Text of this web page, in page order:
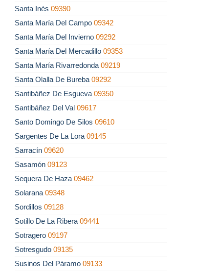
Santa Inés 09390
Santa María Del Campo 09342
Santa María Del Invierno 09292
Santa María Del Mercadillo 09353
Santa María Rivarredonda 09219
Santa Olalla De Bureba 09292
Santibáñez De Esgueva 09350
Santibáñez Del Val 09617
Santo Domingo De Silos 09610
Sargentes De La Lora 09145
Sarracín 09620
Sasamón 09123
Sequera De Haza 09462
Solarana 09348
Sordillos 09128
Sotillo De La Ribera 09441
Sotragero 09197
Sotresgudo 09135
Susinos Del Páramo 09133